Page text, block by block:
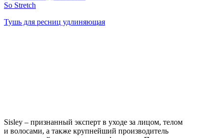
So Stretch
Тушь для ресниц удлиняющая
Sisley – признанный эксперт в уходе за лицом, телом
и волосами, а также крупнейший производитель